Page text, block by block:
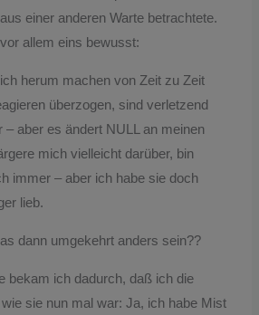
einer anderen Warte betrachtete.
allem eins bewusst:
herum machen von Zeit zu Zeit
überzogen, sind verletzend
aber es ändert NULL an meinen
mich vielleicht darüber, bin
immer – aber ich habe sie doch
lieb.
dann umgekehrt anders sein??
bekam ich dadurch, daß ich die
sie nun mal war: Ja, ich habe Mist